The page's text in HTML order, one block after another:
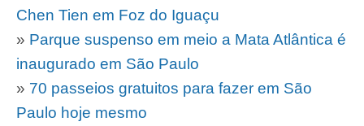
Chen Tien em Foz do Iguaçu
» Parque suspenso em meio a Mata Atlântica é
inaugurado em São Paulo
» 70 passeios gratuitos para fazer em São
Paulo hoje mesmo